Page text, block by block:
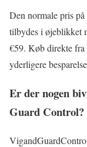
Den normale pris
tilbydes i øjeblikket
€59. Køb direkte fra
yderligere
Er der nogen
Guard Control?